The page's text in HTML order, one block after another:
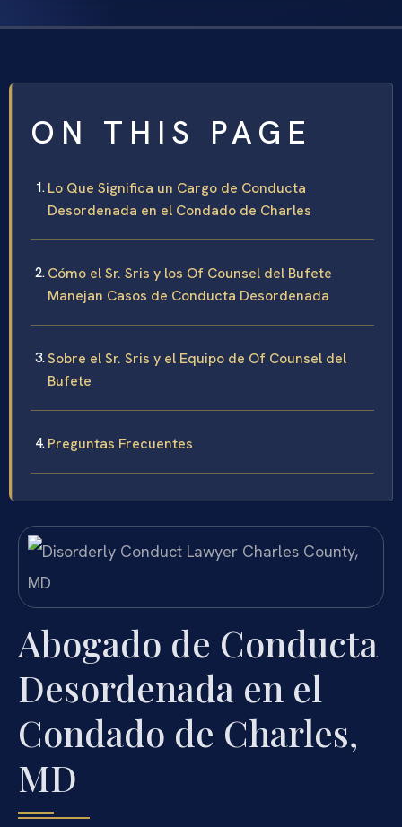
ON THIS PAGE
Lo Que Significa un Cargo de Conducta
Desordenada en el Condado de Charles
Cómo el Sr. Sris y los Of Counsel del Bufete
Manejan Casos de Conducta Desordenada
Sobre el Sr. Sris y el Equipo de Of Counsel del
Bufete
Preguntas Frecuentes
Abogado de Conducta
Desordenada en el
Condado de Charles,
MD